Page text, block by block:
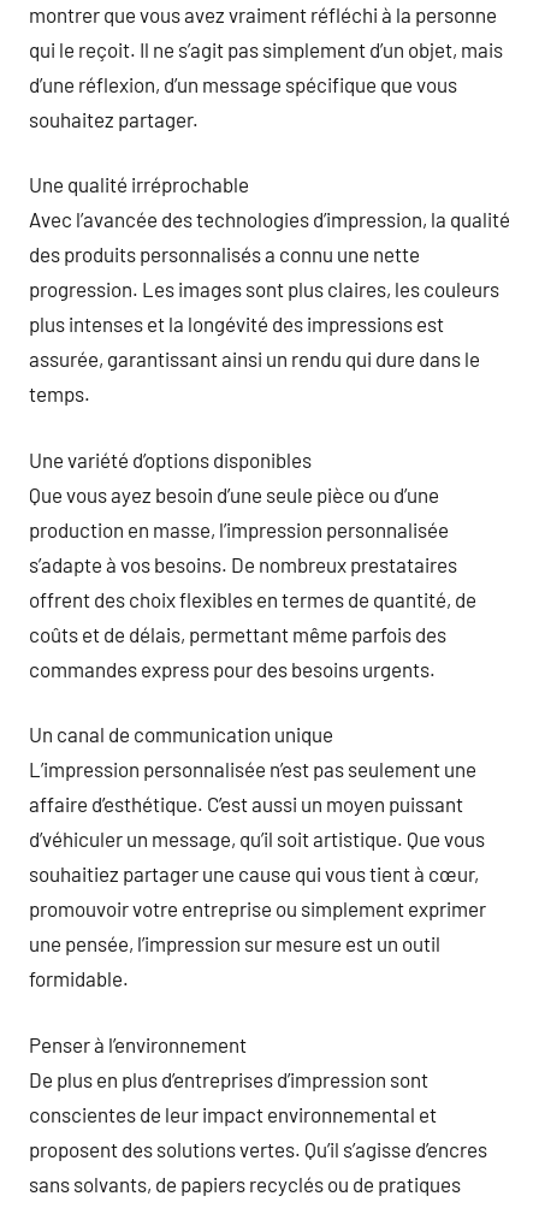
montrer que vous avez vraiment réfléchi à la personne
qui le reçoit. Il ne s’agit pas simplement d’un objet, mais
d’une réflexion, d’un message spécifique que vous
souhaitez partager.
Une qualité irréprochable
Avec l’avancée des technologies d’impression, la qualité
des produits personnalisés a connu une nette
progression. Les images sont plus claires, les couleurs
plus intenses et la longévité des impressions est
assurée, garantissant ainsi un rendu qui dure dans le
temps.
Une variété d’options disponibles
Que vous ayez besoin d’une seule pièce ou d’une
production en masse, l’impression personnalisée
s’adapte à vos besoins. De nombreux prestataires
offrent des choix flexibles en termes de quantité, de
coûts et de délais, permettant même parfois des
commandes express pour des besoins urgents.
Un canal de communication unique
L’impression personnalisée n’est pas seulement une
affaire d’esthétique. C’est aussi un moyen puissant
d’véhiculer un message, qu’il soit artistique. Que vous
souhaitiez partager une cause qui vous tient à cœur,
promouvoir votre entreprise ou simplement exprimer
une pensée, l’impression sur mesure est un outil
formidable.
Penser à l’environnement
De plus en plus d’entreprises d’impression sont
conscientes de leur impact environnemental et
proposent des solutions vertes. Qu’il s’agisse d’encres
sans solvants, de papiers recyclés ou de pratiques